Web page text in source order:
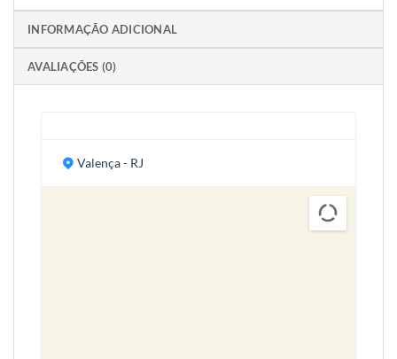
INFORMAÇÃO ADICIONAL
AVALIAÇÕES (0)
Valença - RJ